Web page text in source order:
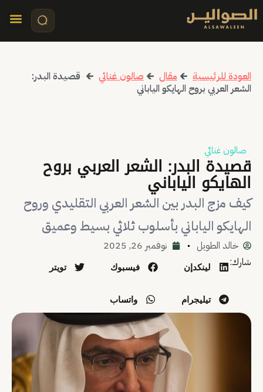
العودة للرئيسية 🡰 مقال 🡰 صالون غنائي 🡰 قصيدة البدر:
الشعر العربي بروح الهايكو الياباني
صالون غنائي
قصيدة البدر: الشعر العربي بروح
الهايكو الياباني
كيف مزج البدر بين الشعر العربي التقليدي وروح
الهايكو الياباني بأسلوب ثلاثي بسيط وعميق
خالد الطويل نوفمبر 26, 2025
لينكدإن فيسبوك تويتر
تيليجرام واتساب
شارك: